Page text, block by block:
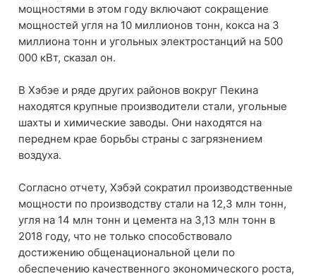
мощностями в этом году включают сокращение
мощностей угля на 10 миллионов тонн, кокса на 3
миллиона тонн и угольных электростанций на 500
000 кВт, сказал он.
В Хэбэе и ряде других районов вокруг Пекина
находятся крупные производители стали, угольные
шахты и химические заводы. Они находятся на
переднем крае борьбы страны с загрязнением
воздуха.
Согласно отчету, Хэбэй сократил производственные
мощности по производству стали на 12,3 млн тонн,
угля на 14 млн тонн и цемента на 3,13 млн тонн в
2018 году, что не только способствовало
достижению общенациональной цели по
обеспечению качественного экономического роста,